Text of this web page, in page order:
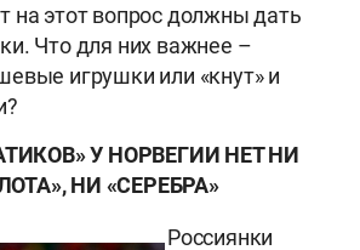
на этот вопрос должны дать
Что для них важнее –
игрушки или «кнут» и
У НОРВЕГИИ НЕТ НИ
НИ «СЕРЕБРА»
Россиянки